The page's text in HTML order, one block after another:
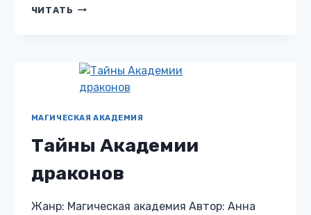
ЧИТАТЬ У
МАГИЧЕСКАЯ АКАДЕМИЯ
Тайны Академии
драконов
Жанр: Магическая академия Автор: Анна